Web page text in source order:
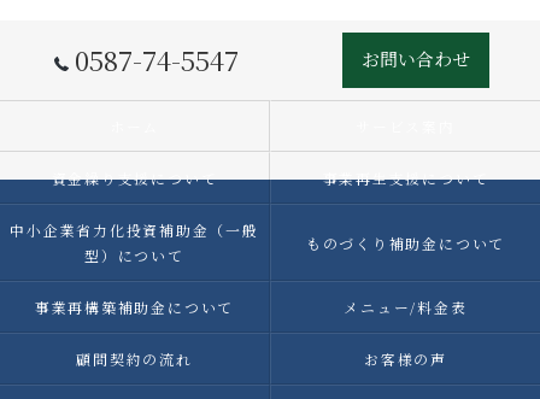
0587-74-5547 お問い合わせ
資金繰り支援について 事業再生支援について
中小企業省力化投資補助金（一般
型）について
ものづくり補助金について
事業再構築補助金について メニュー/料金表
顧問契約の流れ お客様の声